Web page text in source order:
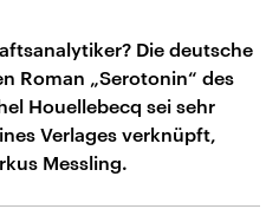
Die deutsche
Roman „Serotonin“ des
Houellebecq sei sehr
Verlages verknüpft,
Messling.